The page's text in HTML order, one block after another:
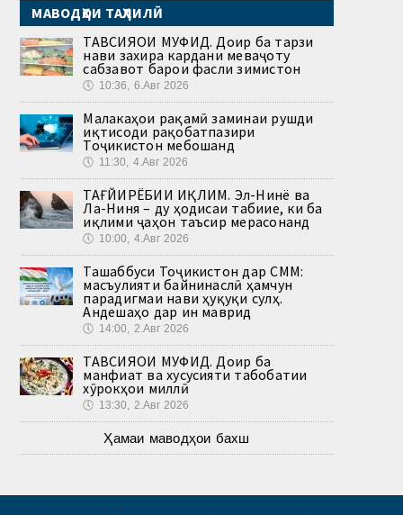
МАВОДҲОИ ТАҲЛИЛӢ
ТАВСИЯҲОИ МУФИД. Доир ба тарзи
нави захира кардани меваҷоту
сабзавот барои фасли зимистон
🕔 10:36, 6.Авг 2026
Малакаҳои рақамӣ заминаи рушди
иқтисоди рақобатпазири
Тоҷикистон мебошанд
🕔 11:30, 4.Авг 2026
ТАҒЙИРЁБИИ ИҚЛИМ. Эл-Нинё ва
Ла-Ниня – ду ҳодисаи табиие, ки ба
иқлими ҷаҳон таъсир мерасонанд
🕔 10:00, 4.Авг 2026
Ташаббуси Тоҷикистон дар СММ:
масъулияти байнинаслӣ ҳамчун
парадигмаи нави ҳуқуқи сулҳ.
Андешаҳо дар ин маврид
🕔 14:00, 2.Авг 2026
ТАВСИЯҲОИ МУФИД. Доир ба
манфиат ва хусусияти табобатии
хӯрокҳои миллӣ
🕔 13:30, 2.Авг 2026
Ҳамаи маводҳои бахш